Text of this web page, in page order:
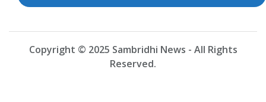
Copyright © 2025 Sambridhi News - All Rights
Reserved.